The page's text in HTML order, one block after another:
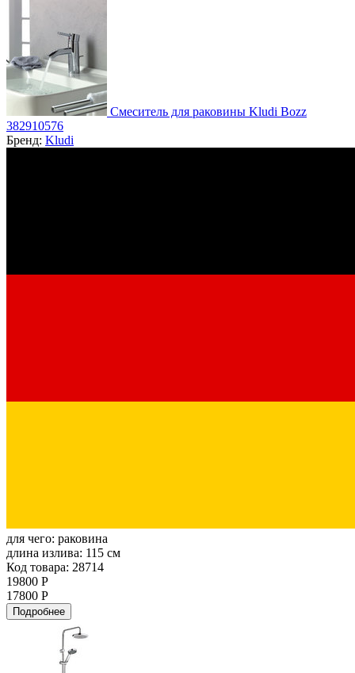
Смеситель для раковины Kludi Bozz
382910576
Бренд: Kludi
для чего: раковина
длина излива: 115 см
Код товара: 28714
19800 Р
17800 Р
Подробнее